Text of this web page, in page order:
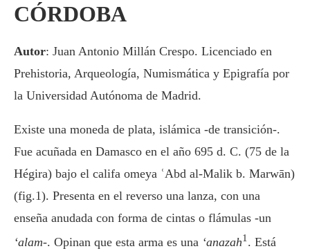
CÓRDOBA
Autor: Juan Antonio Millán Crespo. Licenciado en
Prehistoria, Arqueología, Numismática y Epigrafía por
la Universidad Autónoma de Madrid.
Existe una moneda de plata, islámica -de transición-.
Fue acuñada en Damasco en el año 695 d. C. (75 de la
Hégira) bajo el califa omeya ʿAbd al-Malik b. Marwān)
(fig.1). Presenta en el reverso una lanza, con una
enseña anudada con forma de cintas o flámulas -un
‘alam-. Opinan que esta arma es una ‘anazah1 . Está